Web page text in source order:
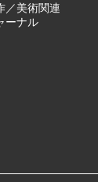
／美術関連
ーナル